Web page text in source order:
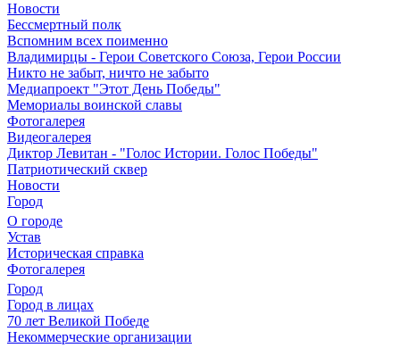
Новости
Бессмертный полк
Вспомним всех поименно
Владимирцы - Герои Советского Союза, Герои России
Никто не забыт, ничто не забыто
Медиапроект "Этот День Победы"
Мемориалы воинской славы
Фотогалерея
Видеогалерея
Диктор Левитан - "Голос Истории. Голос Победы"
Патриотический сквер
Новости
Город
О городе
Устав
Историческая справка
Фотогалерея
Город
Город в лицах
70 лет Великой Победе
Некоммерческие организации